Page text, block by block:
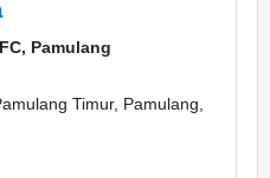
Pamulang
Timur, Pamulang,